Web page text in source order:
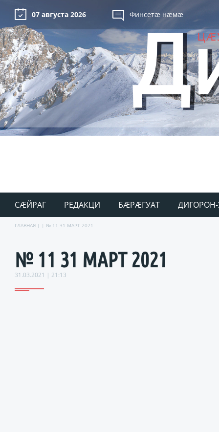
07 августа 2026 Финсетæ нæмæ
СÆЙРАГ РЕДАКЦИ БÆРÆГУАТ ДИГОРОН-
ГЛАВНАЯ | | № 11 31 МАРТ 2021
№ 11 31 МАРТ 2021
31.03.2021 | 21:13